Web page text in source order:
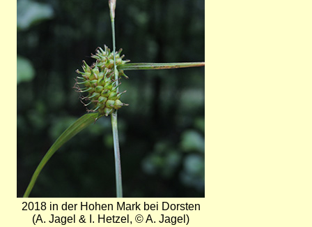
2018 in der Hohen Mark bei Dorsten
(A. Jagel & I. Hetzel, © A. Jagel)